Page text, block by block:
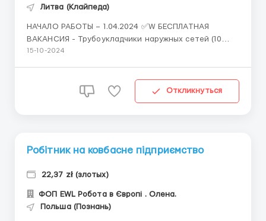
Литва (Клайпеда)
НАЧАЛО РАБОТЫ – 1.04.2024 ✅W БЕСПЛАТНАЯ
ВАКАНСИЯ - Трубоукладчики наружных сетей (10
чел.) 🇱🇹Страна, город – Литва, Клайпеда. 💶
час/день) 🏘 Жильё – 150&eur...
15-10-2024
Откликнуться
Робітник на ковбасне підприємство
22,37 zł (злотых)
ФОП EWL Робота в Європі . Олена.
Польша (Познань)